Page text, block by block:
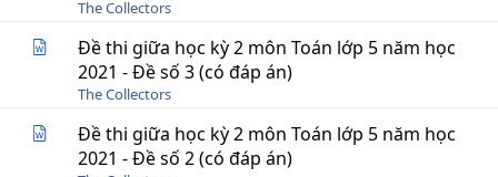
The Collectors
Đề thi giữa học kỳ 2 môn Toán lớp 5 năm học
2021 - Đề số 3 (có đáp án)
The Collectors
Đề thi giữa học kỳ 2 môn Toán lớp 5 năm học
2021 - Đề số 2 (có đáp án)